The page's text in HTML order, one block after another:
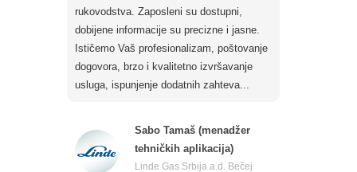
rukovodstva. Zaposleni su dostupni,
dobijene informacije su precizne i jasne.
Ističemo Vaš profesionalizam, poštovanje
dogovora, brzo i kvalitetno izvršavanje
usluga, ispunjenje dodatnih zahteva...
Sabo Tamaš (menadžer
tehničkih aplikacija)
Linde Gas Srbija a.d. Bečej